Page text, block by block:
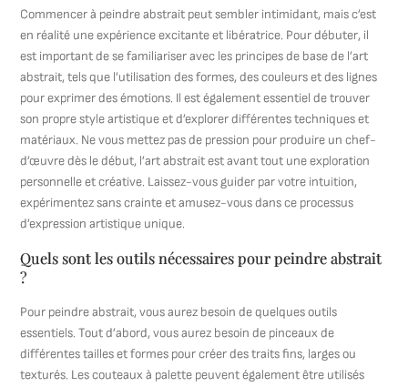
Commencer à peindre abstrait peut sembler intimidant, mais c’est
en réalité une expérience excitante et libératrice. Pour débuter, il
est important de se familiariser avec les principes de base de l’art
abstrait, tels que l’utilisation des formes, des couleurs et des lignes
pour exprimer des émotions. Il est également essentiel de trouver
son propre style artistique et d’explorer différentes techniques et
matériaux. Ne vous mettez pas de pression pour produire un chef-
d’œuvre dès le début, l’art abstrait est avant tout une exploration
personnelle et créative. Laissez-vous guider par votre intuition,
expérimentez sans crainte et amusez-vous dans ce processus
d’expression artistique unique.
Quels sont les outils nécessaires pour peindre abstrait
?
Pour peindre abstrait, vous aurez besoin de quelques outils
essentiels. Tout d’abord, vous aurez besoin de pinceaux de
différentes tailles et formes pour créer des traits fins, larges ou
texturés. Les couteaux à palette peuvent également être utilisés